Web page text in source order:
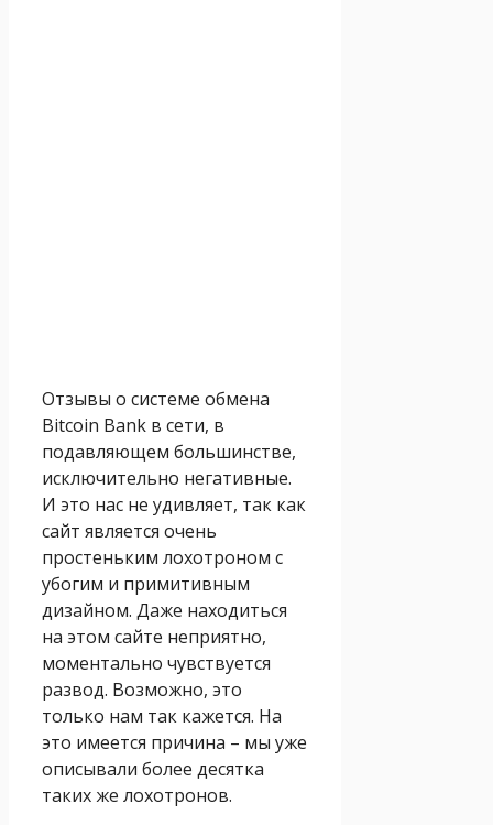
Отзывы о системе обмена
Bitcоin Bank в сети, в
подавляющем большинстве,
исключительно негативные.
И это нас не удивляет, так как
сайт является очень
простеньким лохотроном с
убогим и примитивным
дизайном. Даже находиться
на этом сайте неприятно,
моментально чувствуется
развод. Возможно, это
только нам так кажется. На
это имеется причина – мы уже
описывали более десятка
таких же лохотронов.